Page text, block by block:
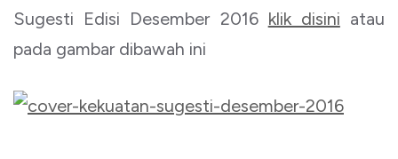
Sugesti Edisi Desember 2016 klik disini atau
pada gambar dibawah ini